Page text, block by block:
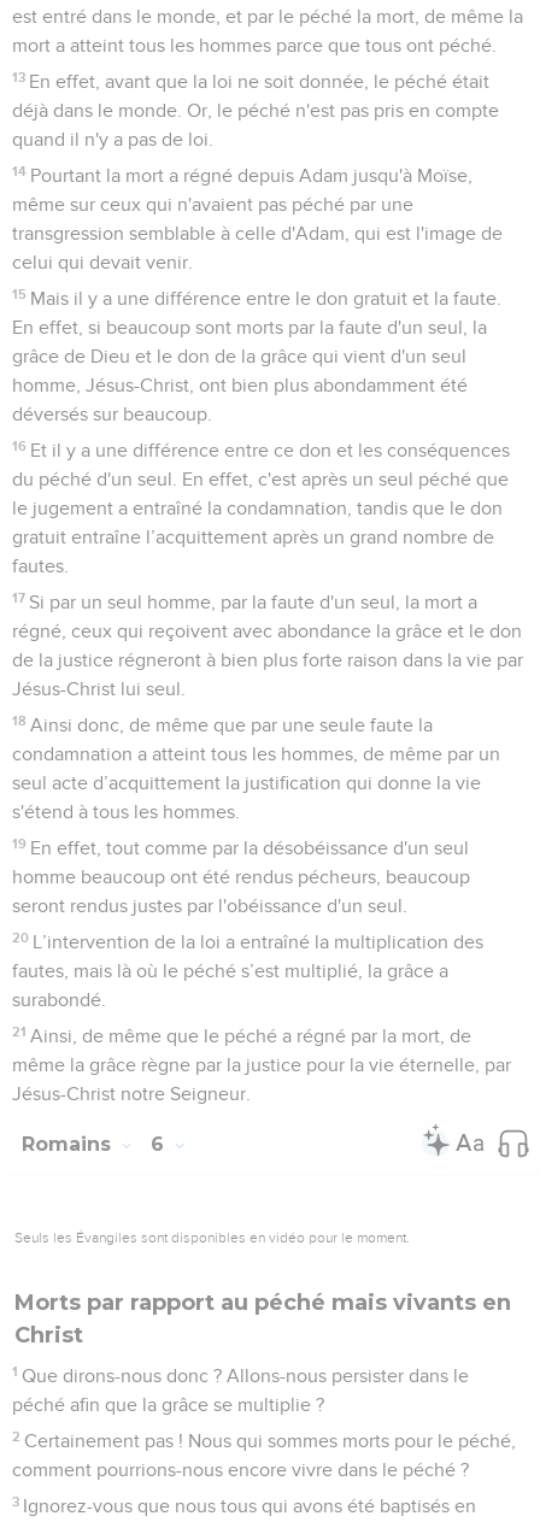
est entré dans le monde, et par le péché la mort, de même la
mort a atteint tous les hommes parce que tous ont péché.
13 En effet, avant que la loi ne soit donnée, le péché était
déjà dans le monde. Or, le péché n'est pas pris en compte
quand il n'y a pas de loi.
14 Pourtant la mort a régné depuis Adam jusqu'à Moïse,
même sur ceux qui n'avaient pas péché par une
transgression semblable à celle d'Adam, qui est l'image de
celui qui devait venir.
15 Mais il y a une différence entre le don gratuit et la faute.
En effet, si beaucoup sont morts par la faute d'un seul, la
grâce de Dieu et le don de la grâce qui vient d'un seul
homme, Jésus-Christ, ont bien plus abondamment été
déversés sur beaucoup.
16 Et il y a une différence entre ce don et les conséquences
du péché d'un seul. En effet, c'est après un seul péché que
le jugement a entraîné la condamnation, tandis que le don
gratuit entraîne l’acquittement après un grand nombre de
fautes.
17 Si par un seul homme, par la faute d'un seul, la mort a
régné, ceux qui reçoivent avec abondance la grâce et le don
de la justice régneront à bien plus forte raison dans la vie par
Jésus-Christ lui seul.
18 Ainsi donc, de même que par une seule faute la
condamnation a atteint tous les hommes, de même par un
seul acte d’acquittement la justification qui donne la vie
s'étend à tous les hommes.
19 En effet, tout comme par la désobéissance d'un seul
homme beaucoup ont été rendus pécheurs, beaucoup
seront rendus justes par l'obéissance d'un seul.
20 L’intervention de la loi a entraîné la multiplication des
fautes, mais là où le péché s’est multiplié, la grâce a
surabondé.
21 Ainsi, de même que le péché a régné par la mort, de
même la grâce règne par la justice pour la vie éternelle, par
Jésus-Christ notre Seigneur.
Romains 6
Seuls les Évangiles sont disponibles en vidéo pour le moment.
Morts par rapport au péché mais vivants en
Christ
1 Que dirons-nous donc ? Allons-nous persister dans le
péché afin que la grâce se multiplie ?
2 Certainement pas ! Nous qui sommes morts pour le péché,
comment pourrions-nous encore vivre dans le péché ?
3 Ignorez-vous que nous tous qui avons été baptisés en